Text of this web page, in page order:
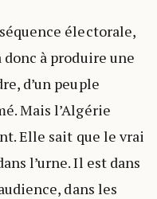
électorale,
à produire une
d’un peuple
Mais l’Algérie
Elle sait que le vrai
l’urne. Il est dans
dans les